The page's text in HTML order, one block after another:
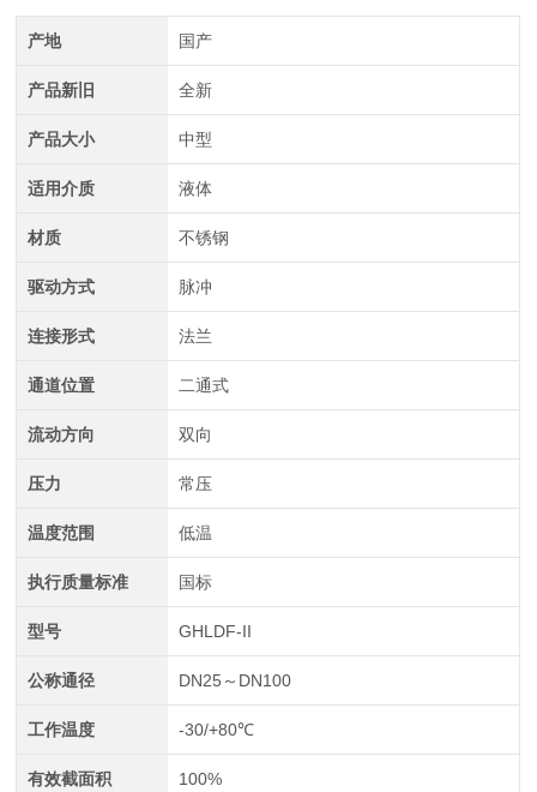
产地 国产
产品新旧 全新
产品大小 中型
适用介质 液体
材质 不锈钢
驱动方式 脉冲
连接形式 法兰
通道位置 二通式
流动方向 双向
压力 常压
温度范围 低温
执行质量标准 国标
型号 GHLDF-II
公称通径 DN25～DN100
工作温度 -30/+80℃
有效截面积 100%